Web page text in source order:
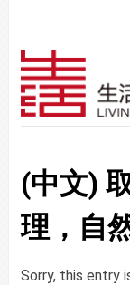
(中文)
理，自
Sorry, this entry